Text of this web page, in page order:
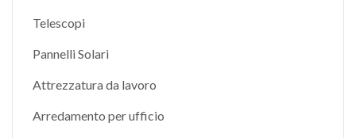
Telescopi
Pannelli Solari
Attrezzatura da lavoro
Arredamento per ufficio